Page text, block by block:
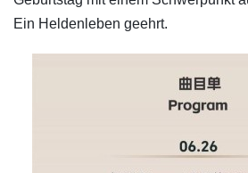
Ein Heldenleben geehrt.